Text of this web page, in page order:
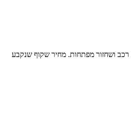
דלתות ללא נזק, החלפת צילינדרים, פריחת רכב ושחזור מפתחות. מחיר שקוף שנקבע